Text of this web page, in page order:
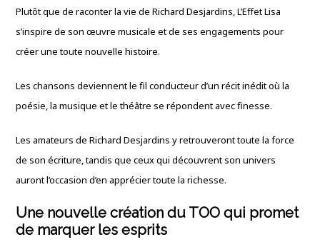
Plutôt que de raconter la vie de Richard Desjardins, L’Effet Lisa
s’inspire de son œuvre musicale et de ses engagements pour
créer une toute nouvelle histoire.
Les chansons deviennent le fil conducteur d’un récit inédit où la
poésie, la musique et le théâtre se répondent avec finesse.
Les amateurs de Richard Desjardins y retrouveront toute la force
de son écriture, tandis que ceux qui découvrent son univers
auront l’occasion d’en apprécier toute la richesse.
Une nouvelle création du TOO qui promet
de marquer les esprits